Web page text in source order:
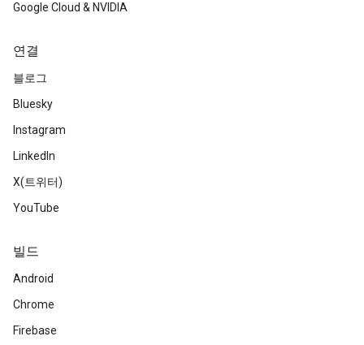
Google Cloud & NVIDIA
연결
블로그
Bluesky
Instagram
LinkedIn
X(트위터)
YouTube
빌드
Android
Chrome
Firebase